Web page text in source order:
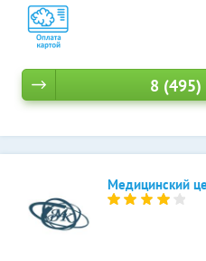
8 (495)
Медицинский